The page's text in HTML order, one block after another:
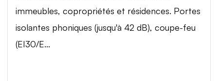
immeubles, copropriétés et résidences. Portes
isolantes phoniques (jusqu'à 42 dB), coupe-feu
(EI30/E...